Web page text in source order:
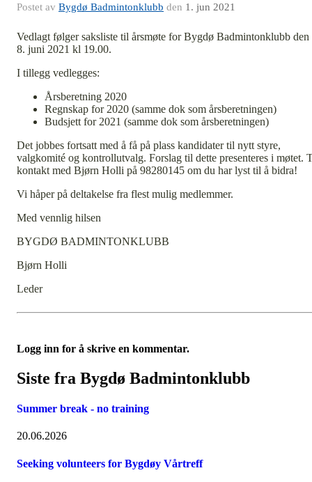
Postet av Bygdø Badmintonklubb den 1. jun 2021
Vedlagt følger saksliste til årsmøte for Bygdø Badmintonklubb den
8. juni 2021 kl 19.00.
I tillegg vedlegges:
Årsberetning 2020
Regnskap for 2020 (samme dok som årsberetningen)
Budsjett for 2021 (samme dok som årsberetningen)
Det jobbes fortsatt med å få på plass kandidater til nytt styre,
valgkomité og kontrollutvalg. Forslag til dette presenteres i møtet.
kontakt med Bjørn Holli på 98280145 om du har lyst til å bidra!
Vi håper på deltakelse fra flest mulig medlemmer.
Med vennlig hilsen
BYGDØ BADMINTONKLUBB
Bjørn Holli
Leder
Logg inn for å skrive en kommentar.
Siste fra Bygdø Badmintonklubb
Summer break - no training
20.06.2026
Seeking volunteers for Bygdøy Vårtreff